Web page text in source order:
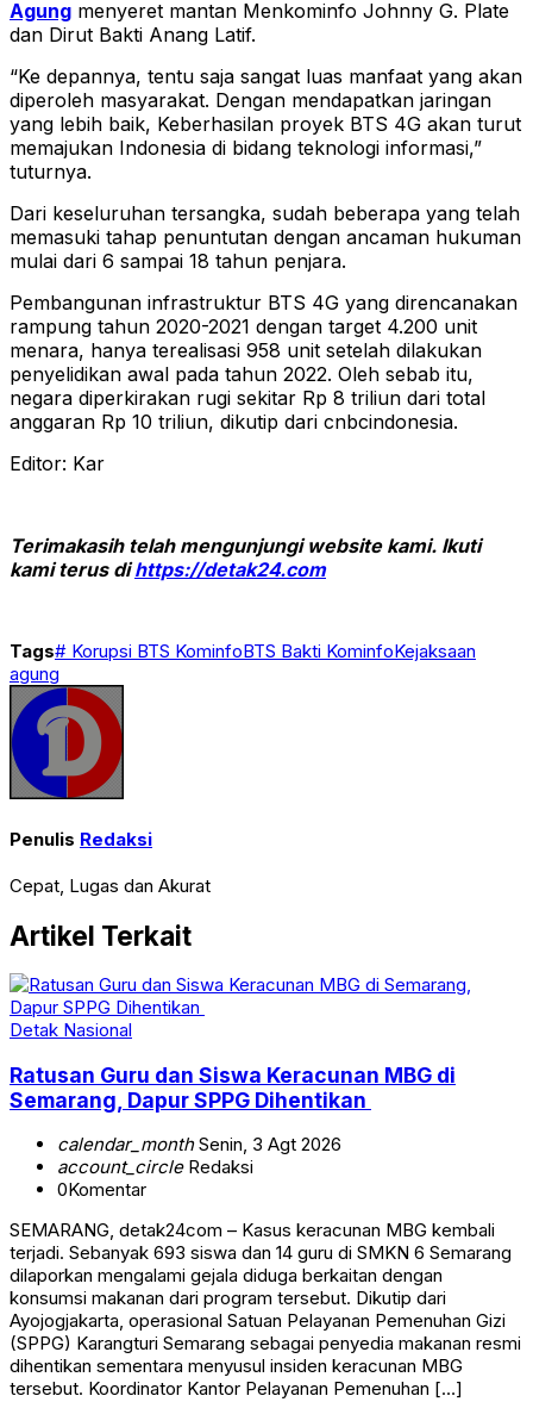
Agung menyeret mantan Menkominfo Johnny G. Plate
dan Dirut Bakti Anang Latif.
“Ke depannya, tentu saja sangat luas manfaat yang akan
diperoleh masyarakat. Dengan mendapatkan jaringan
yang lebih baik, Keberhasilan proyek BTS 4G akan turut
memajukan Indonesia di bidang teknologi informasi,”
tuturnya.
Dari keseluruhan tersangka, sudah beberapa yang telah
memasuki tahap penuntutan dengan ancaman hukuman
mulai dari 6 sampai 18 tahun penjara.
Pembangunan infrastruktur BTS 4G yang direncanakan
rampung tahun 2020-2021 dengan target 4.200 unit
menara, hanya terealisasi 958 unit setelah dilakukan
penyelidikan awal pada tahun 2022. Oleh sebab itu,
negara diperkirakan rugi sekitar Rp 8 triliun dari total
anggaran Rp 10 triliun, dikutip dari cnbcindonesia.
Editor: Kar
Terimakasih telah mengunjungi website kami. Ikuti
kami terus dihttps://detak24.com
Tags# Korupsi BTS KominfoBTS Bakti KominfoKejaksaan
agung
Penulis Redaksi
Cepat, Lugas dan Akurat
Artikel Terkait
Detak Nasional
Ratusan Guru dan Siswa Keracunan MBG di
Semarang, Dapur SPPG Dihentikan
calendar_monthSenin, 3 Agt 2026
account_circleRedaksi
0Komentar
SEMARANG, detak24com – Kasus keracunan MBG kembali
terjadi. Sebanyak 693 siswa dan 14 guru di SMKN 6 Semarang
dilaporkan mengalami gejala diduga berkaitan dengan
konsumsi makanan dari program tersebut. Dikutip dari
Ayojogjakarta, operasional Satuan Pelayanan Pemenuhan Gizi
(SPPG) Karangturi Semarang sebagai penyedia makanan resmi
dihentikan sementara menyusul insiden keracunan MBG
tersebut. Koordinator Kantor Pelayanan Pemenuhan […]